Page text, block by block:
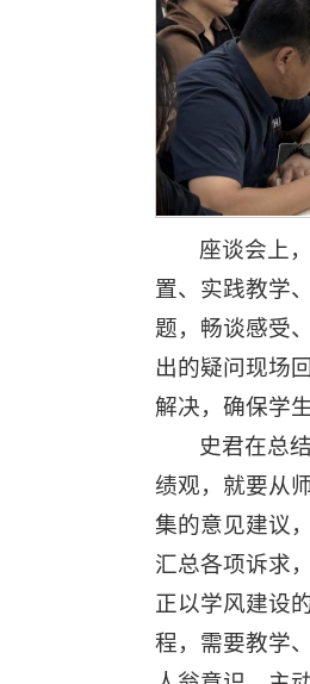
座谈会上
置、实践教学
题，畅谈感受
出的疑问现场
解决，确保学
史君在总
绩观，就要从
集的意见建议
汇总各项诉求
正以学风建设
程，需要教学